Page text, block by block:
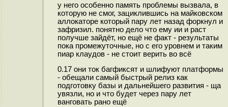
у него особенно память проблемы вызвала, в
которую не смог, зациклившись на майковском
аллокаторе который пару лет назад форкнул и
зафризил. понятно дело что ему ии и раст
получше зайдёт, но ещё не факт - результаты
пока промежуточные, но с его уровнем и таким
пиар клаудов - не стоит верить во всё
0.17 они ток багфиксят и шлифуют платформы
- обещали самый быстрый релиз как
подготовку базы и дальнейшего развития - ща
увязли, но и что будет через пару лет
ванговать рано ещё